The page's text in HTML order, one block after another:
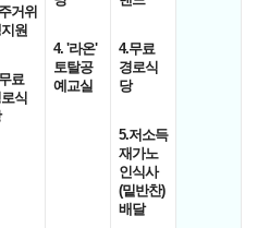
거위
원
료
식
4. '라온'
토탈공
예교실
4.무료
경로식
당
5.저소득
재가노
인식사
(밑반찬)
배달